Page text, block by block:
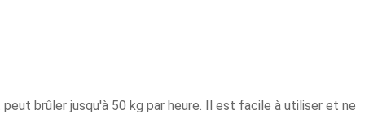
brûler jusqu'à 50 kg par heure. Il est facile à utiliser et ne